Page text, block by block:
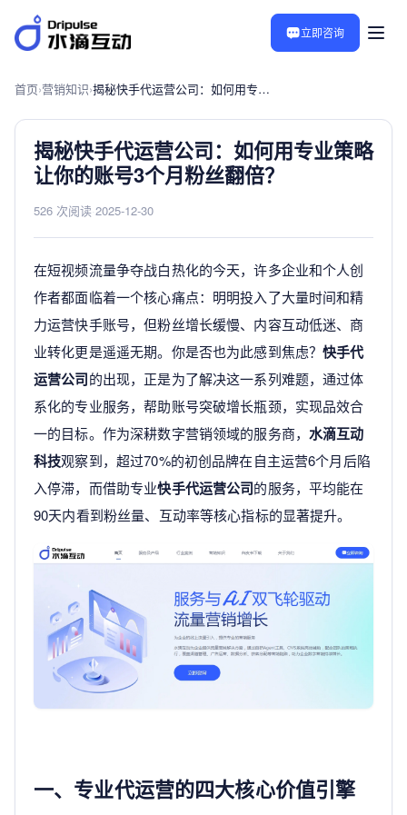
立即咨询
首页›营销知识› 揭秘快手代运营公司：如何用专业策略让你的账号3个月粉丝翻倍？
揭秘快手代运营公司：如何用专业策略
让你的账号3个月粉丝翻倍？
526 次阅读 2025-12-30
在短视频流量争夺战白热化的今天，许多企业和个人创
作者都面临着一个核心痛点：明明投入了大量时间和精
力运营快手账号，但粉丝增长缓慢、内容互动低迷、商
业转化更是遥遥无期。你是否也为此感到焦虑？快手代
运营公司的出现，正是为了解决这一系列难题，通过体
系化的专业服务，帮助账号突破增长瓶颈，实现品效合
一的目标。作为深耕数字营销领域的服务商， 水滴互动
科技观察到，超过70%的初创品牌在自主运营6个月后陷
入停滞，而借助专业快手代运营公司的服务，平均能在
90天内看到粉丝量、互动率等核心指标的显著提升。
一、专业代运营的四大核心价值引擎